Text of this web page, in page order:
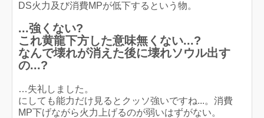
DS火力及び消費MPが低下するという物。
...強くない?
これ黄龍下方した意味無くない...?
なんで壊れが消えた後に壊れソウル出す
の...?
…失礼しました。
にしても能力だけ見るとクッソ強いですね...。消費
MP下げながら火力上げるのが弱いはずがない。